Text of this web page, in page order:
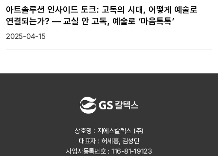
아트솔루션 인사이드 토크: 고독의 시대, 어떻게 예술로
연결되는가? — 교실 안 고독, 예술로 ‘마음톡톡’
2025-04-15
상호명 : 지에스칼텍스 (주)
대표자 : 허세홍, 김성민
사업자등록번호 : 116-81-19123